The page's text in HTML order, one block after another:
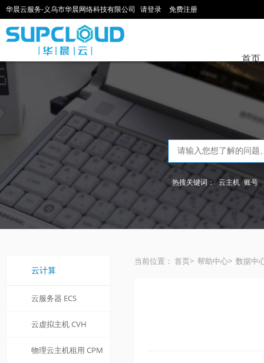
华晨云服务-义乌市华晨网络科技有限公司 请登录 免费注册
首页
热搜关键词： 云主机 账号
云计算
云服务器 ECS
云虚拟主机 CVH
物理云主机租用 CPM
当前位置： 首页> 帮助中心> 数据中